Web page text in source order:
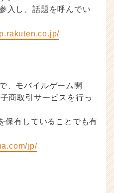
入し、話題を呼んでい
、モバイルゲーム開
商取引サービスを行っ
保有していることでも有
jp/